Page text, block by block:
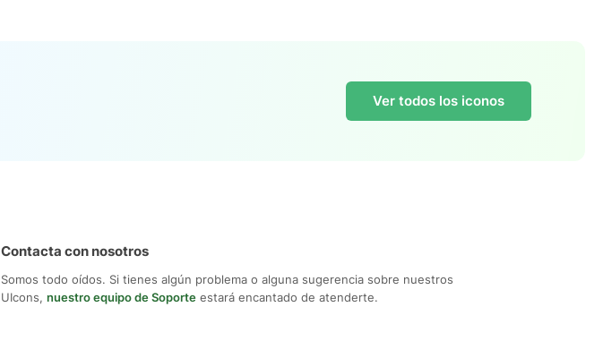
Ver todos los iconos
Contacta con nosotros
Somos todo oídos. Si tienes algún problema o alguna sugerencia sobre nuestros
UIcons, nuestro equipo de Soporte estará encantado de atenderte.